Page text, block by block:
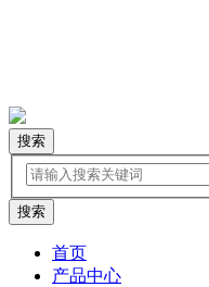
搜索
首页
产品中心